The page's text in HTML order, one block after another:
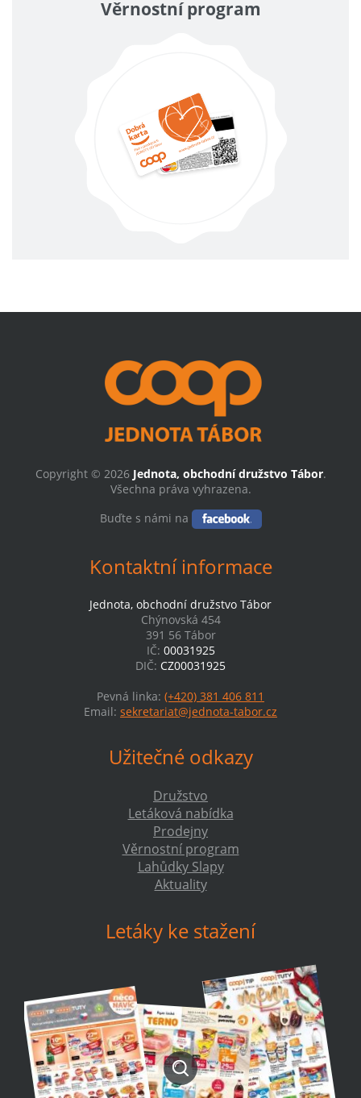
Věrnostní program
Copyright © 2026 Jednota, obchodní družstvo Tábor.
Všechna práva vyhrazena.
Buďte s námi na
Kontaktní informace
Jednota, obchodní družstvo Tábor
Chýnovská 454
391 56 Tábor
IČ: 00031925
DIČ: CZ00031925
Pevná linka: (+420) 381 406 811
Email: sekretariat@jednota-tabor.cz
Užitečné odkazy
Družstvo
Letáková nabídka
Prodejny
Věrnostní program
Lahůdky Slapy
Aktuality
Letáky ke stažení